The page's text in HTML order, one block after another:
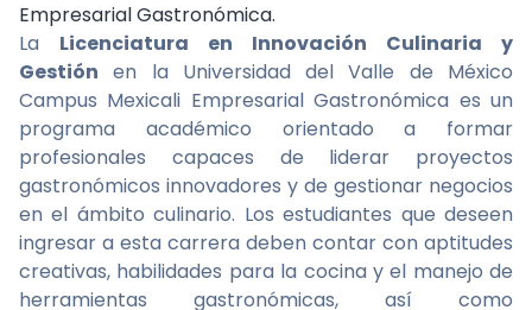
Empresarial Gastronómica.
La Licenciatura en Innovación Culinaria y
Gestión en la Universidad del Valle de México
Campus Mexicali Empresarial Gastronómica es un
programa académico orientado a formar
profesionales capaces de liderar proyectos
gastronómicos innovadores y de gestionar negocios
en el ámbito culinario. Los estudiantes que deseen
ingresar a esta carrera deben contar con aptitudes
creativas, habilidades para la cocina y el manejo de
herramientas gastronómicas, así como